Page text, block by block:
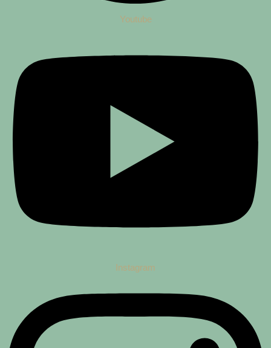
Youtube
Instagram